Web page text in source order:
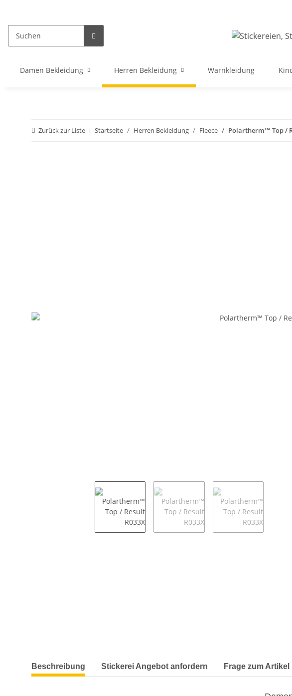
Damen Bekleidung Herren Bekleidung Warnkleidung
Zurück zur Liste Startseite Herren Bekleidung Fleece Polartherm™ Top /
weitere Registerkarten anzeigen
Beschreibung Stickerei Angebot anfordern Frage zum Artikel